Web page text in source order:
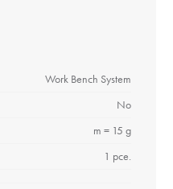
Work Bench System
No
m = 15 g
1 pce.